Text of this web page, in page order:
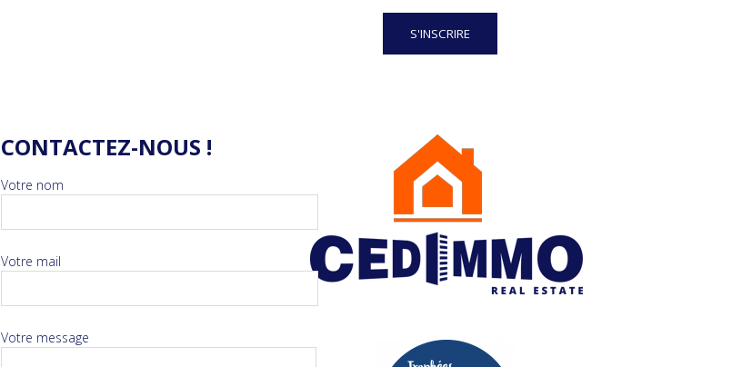
CONTACTEZ-NOUS !
Votre nom
Votre mail
Votre message